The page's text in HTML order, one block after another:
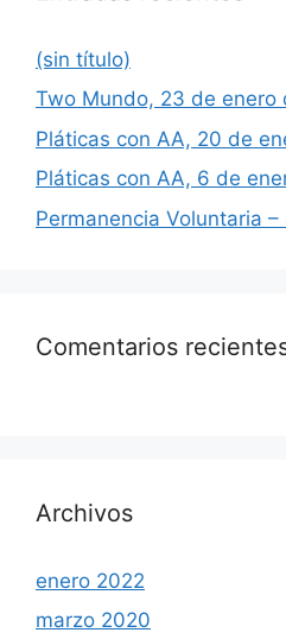
(sin título)
Two Mundo, 23 de enero
Pláticas con AA, 20 de
Pláticas con AA, 6 de
Permanencia Voluntaria
Comentarios
Archivos
enero 2022
marzo 2020